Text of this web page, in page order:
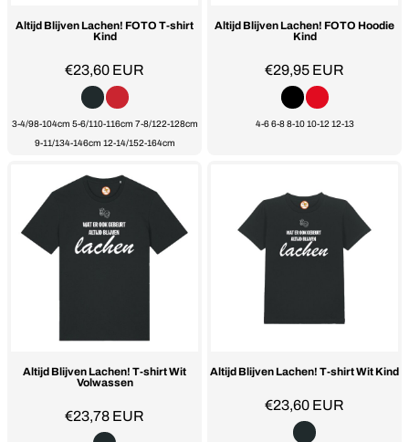
Altijd Blijven Lachen! FOTO T-shirt
Kind
€23,60 EUR
3-4/98-104cm 5-6/110-116cm 7-8/122-128cm
9-11/134-146cm 12-14/152-164cm
Altijd Blijven Lachen! FOTO Hoodie
Kind
€29,95 EUR
4-6 6-8 8-10 10-12 12-13
Altijd Blijven Lachen! T-shirt Wit
Volwassen
€23,78 EUR
Altijd Blijven Lachen! T-shirt Wit Kind
€23,60 EUR